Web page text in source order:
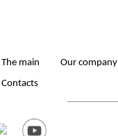
The main Our company
Contacts